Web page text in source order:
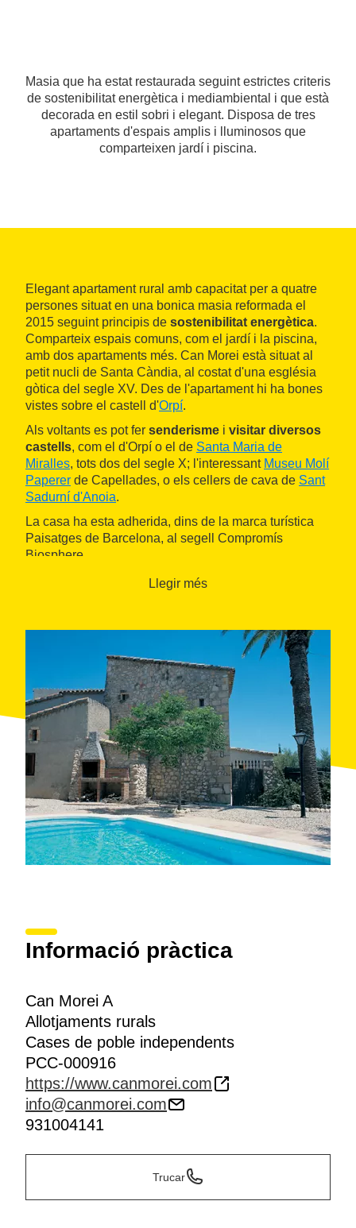
Masia que ha estat restaurada seguint estrictes criteris
de sostenibilitat energètica i mediambiental i que està
decorada en estil sobri i elegant. Disposa de tres
apartaments d'espais amplis i lluminosos que
comparteixen jardí i piscina.
Elegant apartament rural amb capacitat per a quatre
persones situat en una bonica masia reformada el
2015 seguint principis de sostenibilitat energètica.
Comparteix espais comuns, com el jardí i la piscina,
amb dos apartaments més. Can Morei està situat al
petit nucli de Santa Càndia, al costat d'una església
gòtica del segle XV. Des de l'apartament hi ha bones
vistes sobre el castell d'Orpí.
Als voltants es pot fer senderisme i visitar diversos
castells, com el d'Orpí o el de Santa Maria de
Miralles, tots dos del segle X; l'interessant Museu Molí
Paperer de Capellades, o els cellers de cava de Sant
Sadurní d'Anoia.
La casa ha esta adherida, dins de la marca turística
Paisatges de Barcelona, al segell Compromís
Biosphere.
Llegir més
Informació pràctica
Can Morei A
Allotjaments rurals
Cases de poble independents
PCC-000916
https://www.canmorei.com
info@canmorei.com
931004141
Trucar